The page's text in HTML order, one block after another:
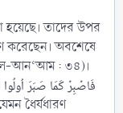
হয়েছে। তাদের উপর
করেছেন। অবশেষে
আন‘আম : ৩৪)।